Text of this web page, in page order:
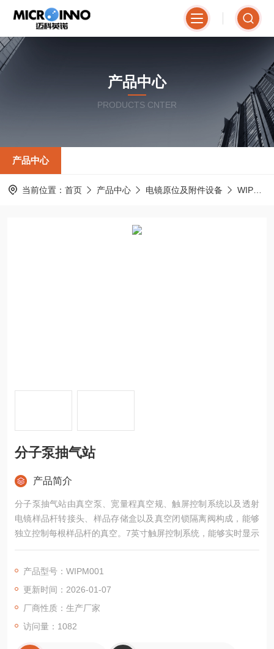
产品中心
PRODUCTS CNTER
产品中心
当前位置： 首页 产品中心 电镜原位及附件设备 WIPM001分子泵抽气站
分子泵抽气站
产品简介
分子泵抽气站由真空泵、宽量程真空规、触屏控制系统以及透射
电镜样品杆转接头、样品存储盒以及真空闭锁隔离阀构成，能够
独立控制每根样品杆的真空。7英寸触屏控制系统，能够实时显示
分子泵的工作状态以及系统实时真空度，能够保护分子泵。
产品型号：WIPM001
更新时间：2026-01-07
厂商性质：生产厂家
访问量：1082